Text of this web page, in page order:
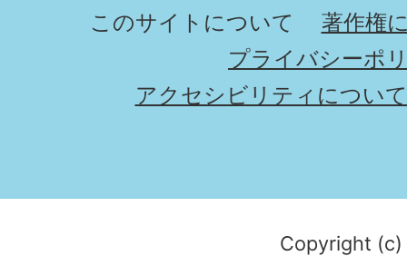
このサイトについて
著作権
プライバシーポ
アクセシビリティについて
Copyright (c)